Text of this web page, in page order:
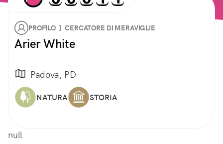
PROFILO } CERCATORE DI MERAVIGLIE
Arier White
Padova, PD
NATURA STORIA
null